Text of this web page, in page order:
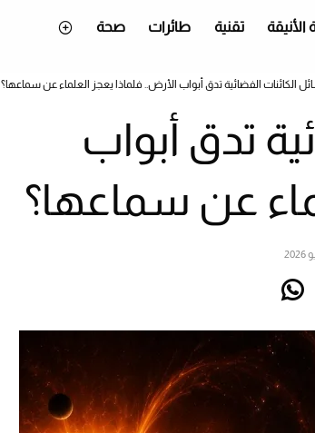
الأنيقة تقنية طائرات صحة
الكائنات الفضائية تدق أبواب الأرض.. فلماذا يعجز العلماء عن سماعها؟
تدق أبواب
عن سماعها؟